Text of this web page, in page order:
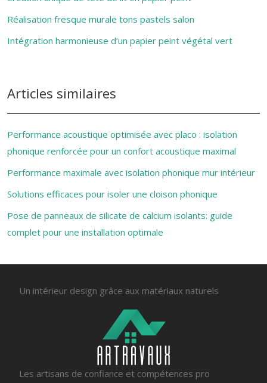
Réalisation fresque murale tons pastels salon
Intégration harmonieuse d’un papier peint végétal vert
Articles similaires
Performance acoustique optimisée avec placo : isolation
phonique renforcée pour un confort acoustique maximal
Performance maximale avec isolation phonique mur intérieur
Solutions efficaces pour isoler une cloison phonique
Pose de panneaux de silicate de calcium isolants: guide
complet pour une installation optimale
Un intérieur design grâce aux matériaux naturels
Les artisans de confiance et compétences pro